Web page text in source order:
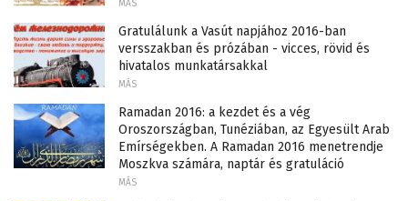
MÁS
Gratulálunk a Vasút napjához 2016-ban
versszakban és prózában - vicces, rövid és
hivatalos munkatársakkal
MÁS
Ramadan 2016: a kezdet és a vég
Oroszországban, Tunéziában, az Egyesült Arab
Emírségekben. A Ramadan 2016 menetrendje
Moszkva számára, naptár és gratuláció
MÁS